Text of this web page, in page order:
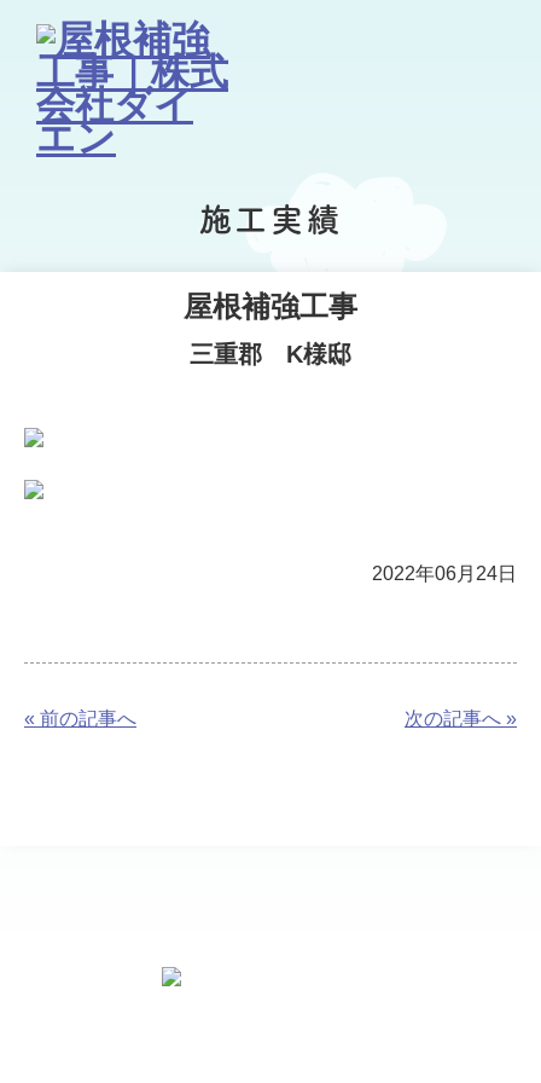
施工実績
屋根補強工事
三重郡 K様邸
2022年06月24日
« 前の記事へ 次の記事へ »